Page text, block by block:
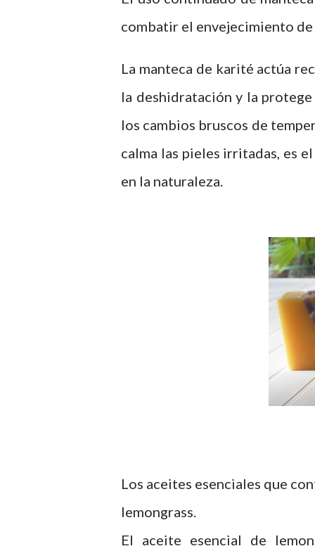
combatir el envejecimiento de
La manteca de karité actúa
la deshidratación y la
los cambios bruscos de
calma las pieles irritadas, es
en la naturaleza.
Los aceites esenciales que
lemongrass.
El aceite esencial de